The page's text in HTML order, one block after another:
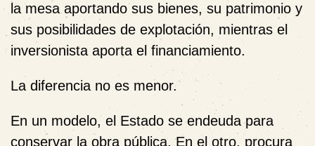
la mesa aportando sus bienes, su patrimonio y
sus posibilidades de explotación, mientras el
inversionista aporta el financiamiento.
La diferencia no es menor.
En un modelo, el Estado se endeuda para
conservar la obra pública. En el otro, procura